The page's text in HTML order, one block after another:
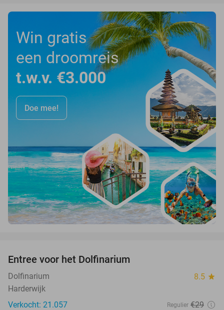
Win gratis
een droomreis
t.w.v. €3.000
Doe mee!
Entree voor het Dolfinarium
Dolfinarium 8.5 star
Harderwijk
Verkocht: 21.057
Regulier €29